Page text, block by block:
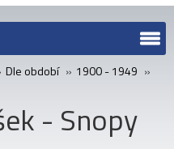
Dle období » 1900 - 1949 »
- Snopy